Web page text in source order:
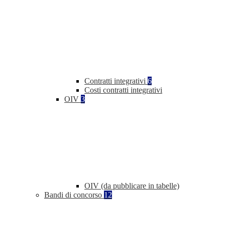
Contratti integrativi 6
Costi contratti integrativi
OIV 3
OIV (da pubblicare in tabelle)
Bandi di concorso 12